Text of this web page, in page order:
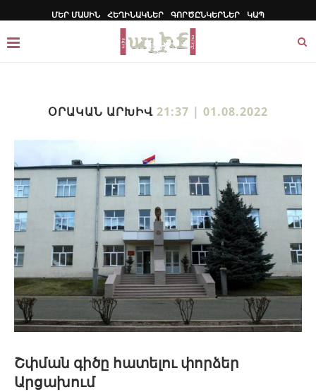
ՄԵՐ ՄԱՍԻՆ ՀԵՂԻՆԱԿՆԵՐ ԳՈՐԾԸՆԿԵՐՆԵՐ ԿԱՊ
ՕՐԱԿԱՆ ԱՐԽԻՎ 21:37 | 01.08.2022
Շփման գիծը հատելու փորձեր
Արցախում